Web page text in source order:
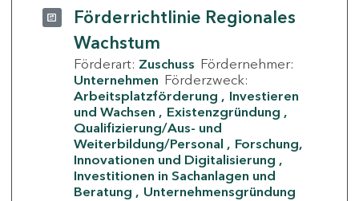
Förderrichtlinie Regionales
Wachstum
Förderart: Zuschuss Fördernehmer:
Unternehmen Förderzweck:
Arbeitsplatzförderung
Investieren
und Wachsen
Existenzgründung
Qualifizierung/Aus- und
Weiterbildung/Personal
Forschung,
Innovationen und Digitalisierung
Investitionen in Sachanlagen und
Beratung
Unternehmensgründung